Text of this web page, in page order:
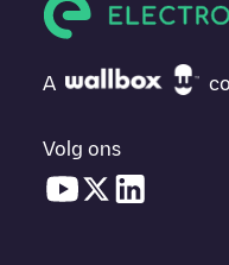
A
Volg ons